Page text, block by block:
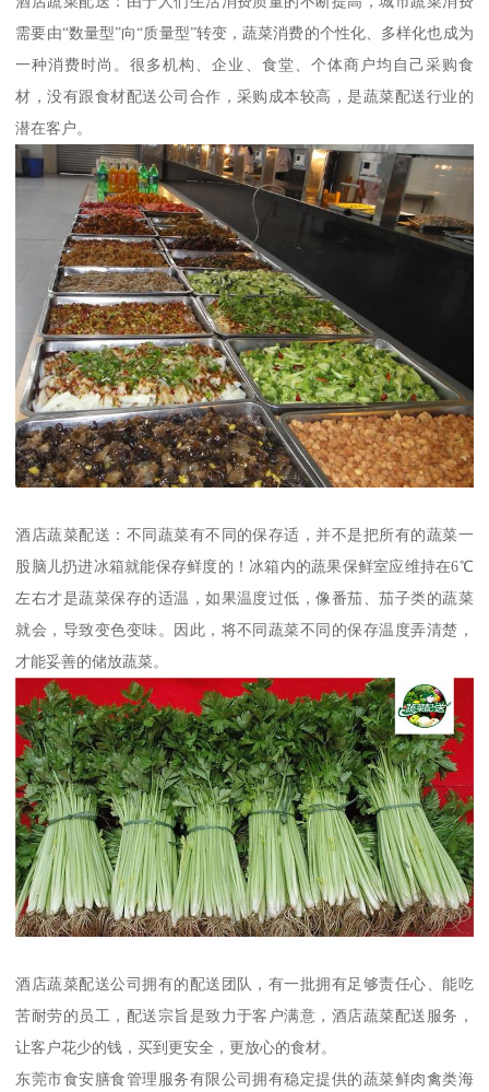
需要由“数量型”向“质量型”转变，蔬菜消费的个性化、多样化也成为
一种消费时尚。很多机构、企业、食堂、个体商户均自己采购食
材，没有跟食材配送公司合作，采购成本较高，是蔬菜配送行业的
潜在客户。
酒店蔬菜配送：不同蔬菜有不同的保存适，并不是把所有的蔬菜一
股脑儿扔进冰箱就能保存鲜度的！冰箱内的蔬果保鲜室应维持在6℃
左右才是蔬菜保存的适温，如果温度过低，像番茄、茄子类的蔬菜
就会，导致变色变味。因此，将不同蔬菜不同的保存温度弄清楚，
才能妥善的储放蔬菜。
酒店蔬菜配送公司拥有的配送团队，有一批拥有足够责任心、能吃
苦耐劳的员工，配送宗旨是致力于客户满意，酒店蔬菜配送服务，
让客户花少的钱，买到更安全，更放心的食材。
东莞市食安膳食管理服务有限公司拥有稳定提供的蔬菜鲜肉禽类海